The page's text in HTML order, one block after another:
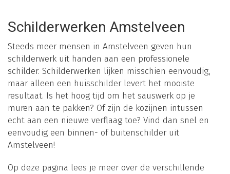
Schilderwerken Amstelveen
Steeds meer mensen in Amstelveen geven hun
schilderwerk uit handen aan een professionele
schilder. Schilderwerken lijken misschien eenvoudig,
maar alleen een huisschilder levert het mooiste
resultaat. Is het hoog tijd om het sauswerk op je
muren aan te pakken? Of zijn de kozijnen intussen
echt aan een nieuwe verflaag toe? Vind dan snel en
eenvoudig een binnen- of buitenschilder uit
Amstelveen!
Op deze pagina lees je meer over de verschillende